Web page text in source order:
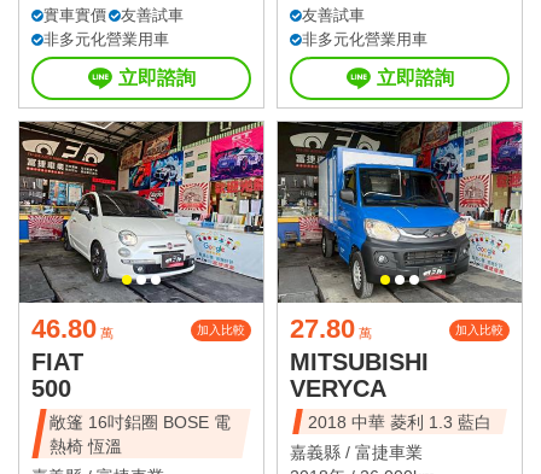
實車實價
友善試車
非多元化營業用車
立即諮詢
友善試車
非多元化營業用車
立即諮詢
46.80 萬 加入比較
FIAT
500
敞篷 16吋鋁圈 BOSE 電
熱椅 恆溫
27.80 萬 加入比較
MITSUBISHI
VERYCA
2018 中華 菱利 1.3 藍白
嘉義縣 / 富捷車業